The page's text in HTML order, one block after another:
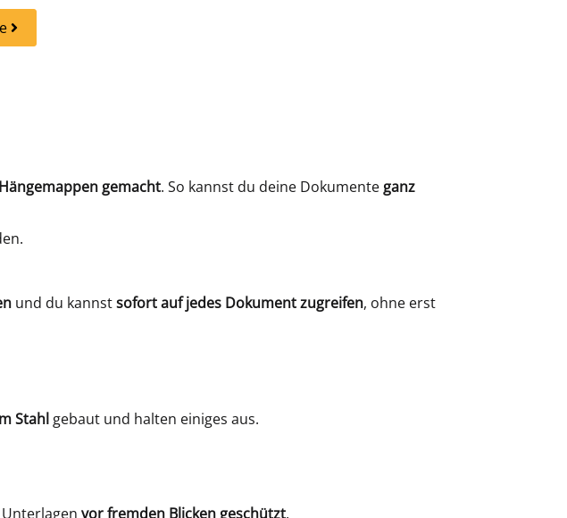
gemacht. So kannst du deine Dokumente ganz
und du kannstsofort auf jedes Dokument zugreifen, ohne erst
Stahl gebaut und halten einiges aus.
vor fremden Blicken geschützt.